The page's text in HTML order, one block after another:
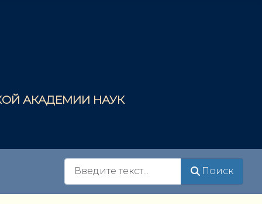
АКАДЕМИИ НАУК
Поиск